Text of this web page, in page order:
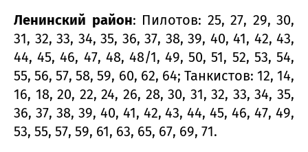
Ленинский район: Пилотов: 25, 27, 29, 30,
31, 32, 33, 34, 35, 36, 37, 38, 39, 40, 41, 42, 43,
44, 45, 46, 47, 48, 48/1, 49, 50, 51, 52, 53, 54,
55, 56, 57, 58, 59, 60, 62, 64; Танкистов: 12, 14,
16, 18, 20, 22, 24, 26, 28, 30, 31, 32, 33, 34, 35,
36, 37, 38, 39, 40, 41, 42, 43, 44, 45, 46, 47, 49,
53, 55, 57, 59, 61, 63, 65, 67, 69, 71.